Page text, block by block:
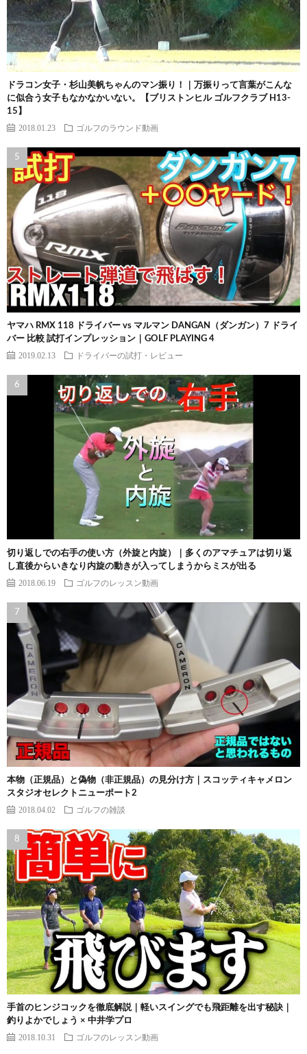
ドラコン女子・杉山美帆ちゃんのマン振り！｜万振りって言葉がこんな
に似合う女子もなかなかいない。【ブリストンヒル ゴルフクラブ H13-
15】
2018.01.23 ゴルフのラウンド動画
ヤマハ RMX 118 ドライバー vs マルマン DANGAN（ダンガン）7 ドライ
バー 比較 試打インプレッション｜GOLF PLAYING 4
2019.02.13 ドライバーの試打・レビュー
切り返しでの右手の使い方（外旋と内旋）｜多くのアマチュアは切り返
し直後からいきなり内旋の動きが入ってしまうからミスが出る
2018.06.19 ゴルフのレッスン動画
本物（正規品）と偽物（非正規品）の見分け方｜スコッティキャメロン
スタジオセレクトニューポート2
2018.04.02 ゴルフの雑談
手首のヒンジコックを徹底解説｜軽いスイングでも飛距離を出す秘訣｜
釣りよかでしょう × 中井学プロ
2018.10.31 ゴルフのレッスン動画